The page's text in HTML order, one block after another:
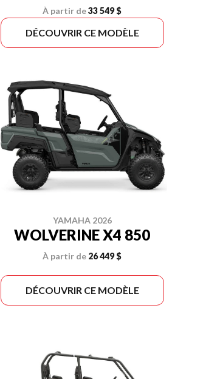
À partir de33 549 $
DÉCOUVRIR CE MODÈLE
YAMAHA 2026
WOLVERINE X4 850
À partir de 26 449 $
DÉCOUVRIR CE MODÈLE